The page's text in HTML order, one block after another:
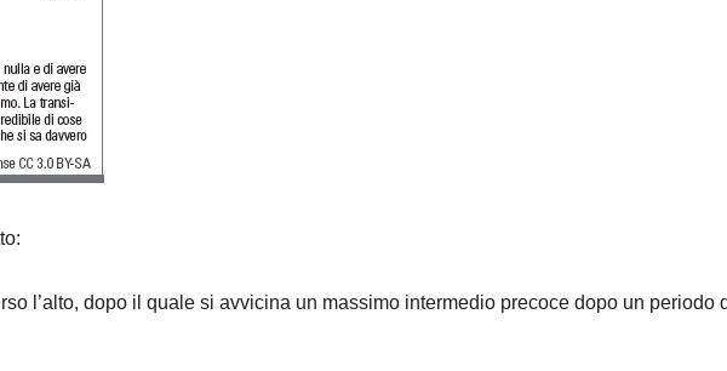
l’alto, dopo il quale si avvicina un massimo intermedio precoce dopo un periodo